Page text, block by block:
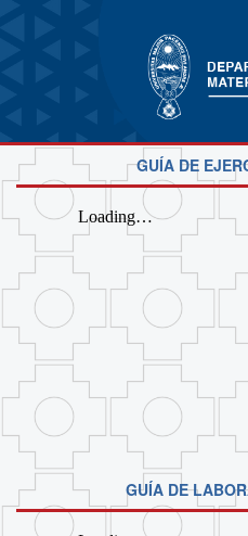
GUÍA DE
GUÍA DE